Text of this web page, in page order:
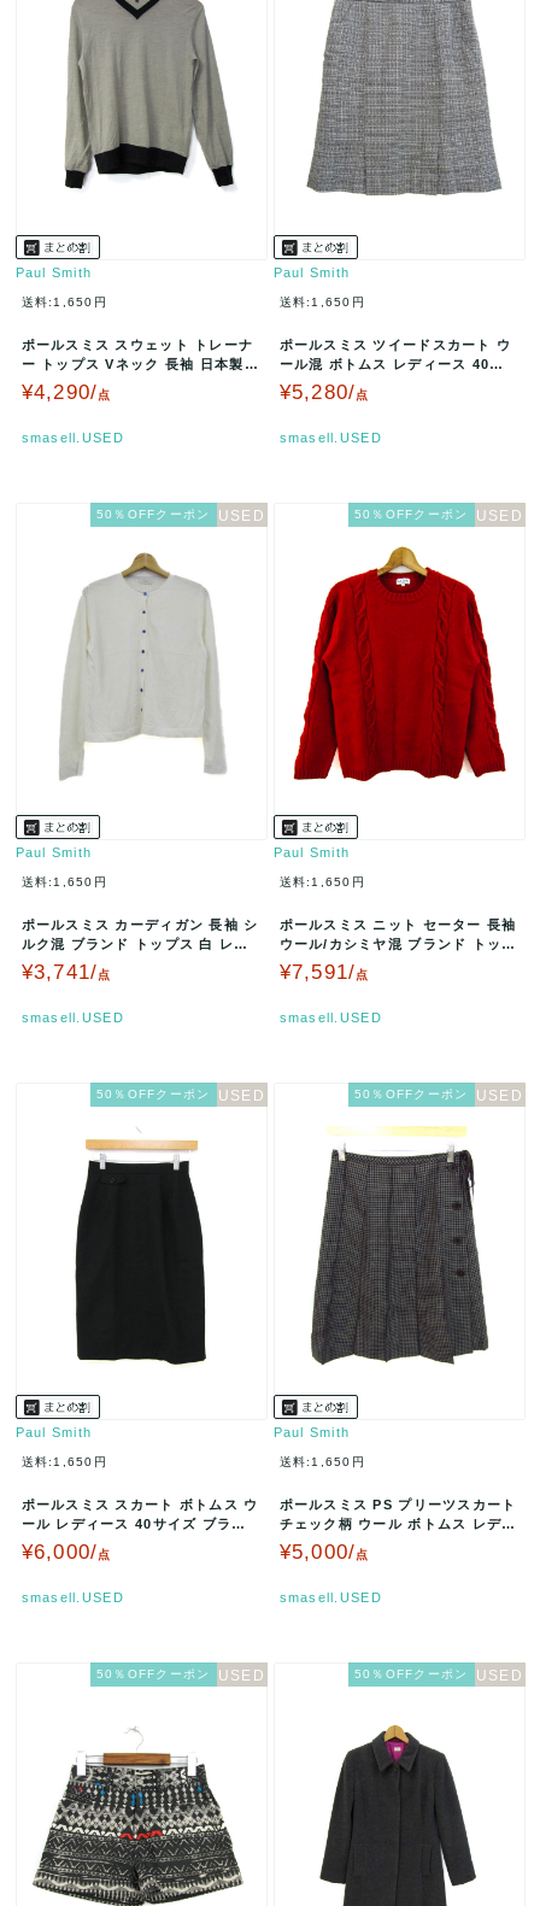
Paul Smith
送料:1,650円
ポールスミス スウェット トレーナ
ー トップス Vネック 長袖 日本製
レディース Mサイズ 黒×グ…
¥4,290/点
smasell.USED
Paul Smith
送料:1,650円
ポールスミス ツイードスカート ウ
ール混 ボトムス レディース 40サ
イズ グレー Paul Smi…
¥5,280/点
smasell.USED
50％OFFクーポン
Paul Smith
送料:1,650円
ポールスミス カーディガン 長袖 シ
ルク混 ブランド トップス 白 レデ
ィース Lサイズ オフホワイ…
¥3,741/点
smasell.USED
50％OFFクーポン
Paul Smith
送料:1,650円
ポールスミス ニット セーター 長袖
ウール/カシミヤ混 ブランド トップ
ス 赤 レディース Lサイ…
¥7,591/点
smasell.USED
50％OFFクーポン
Paul Smith
送料:1,650円
ポールスミス スカート ボトムス ウ
ール レディース 40サイズ ブラッ
ク Paul Smith 【…
¥6,000/点
smasell.USED
50％OFFクーポン
Paul Smith
送料:1,650円
ポールスミス PS プリーツスカート
チェック柄 ウール ボトムス レディ
ース 38サイズ グレー …
¥5,000/点
smasell.USED
50％OFFクーポン 50％OFFクーポン